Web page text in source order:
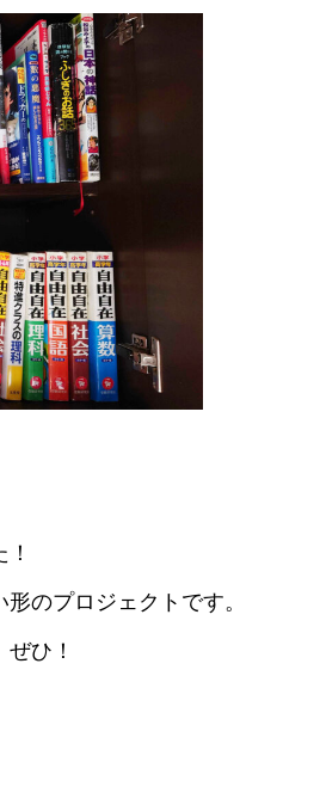
のプロジェクトです。
ひ！